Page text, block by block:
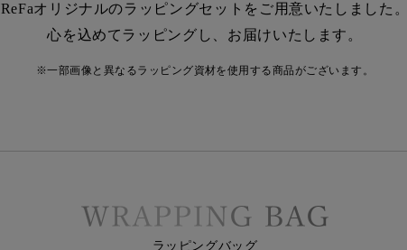
ReFaオリジナルのラッピングセットを ご用意いたしました
心を込めてラッピングし、お届けいたします。
※一部画像と異なるラッピング資材を使用する商品がございます。
ラッピングバッグ